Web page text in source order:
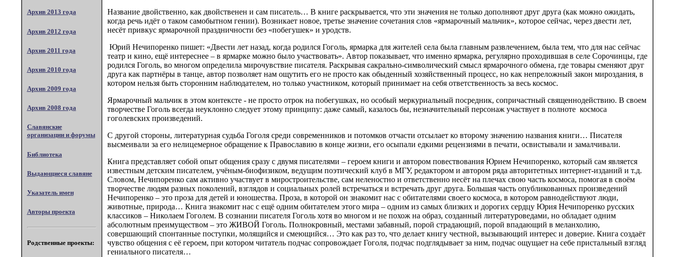
Архив 2013 года
Архив 2012 года
Архив 2011 года
Архив 2010 года
Архив 2009 года
Архив 2008 года
Славянские
организации и форумы
Библиотека
Выдающиеся славяне
Указатель имен
Авторы проекта
Родственные проекты:
Название двойственно, как двойственен и сам писатель… В книге раскрывается, что эти значения не только дополняют друг друга (как можно ожидать,
когда речь идёт о таком самобытном гении). Возникает новое, третье значение сочетания слов «ярмарочный мальчик», которое сейчас, через двести лет,
несёт привкус ярмарочной праздничности без «побегушек» и уродств.
Юрий Нечипоренко пишет: «Двести лет назад, когда родился Гоголь, ярмарка для жителей села была главным развлечением, была тем, что для нас сейчас
театр и кино, ещё интереснее – в ярмарке можно было участвовать». Автор показывает, что именно ярмарка, регулярно проходившая в селе Сорочинцы, где
родился Гоголь, во многом определила мирочувствие писателя. Раскрывая сакрально-символический смысл ярмарочного обмена, где товары сменяют друг
друга как партнёры в танце, автор позволяет нам ощутить его не просто как обыденный хозяйственный процесс, но как непреложный закон мироздания, в
котором нельзя быть сторонним наблюдателем, но только участником, который принимает на себя ответственность за весь космос.
Ярмарочный мальчик в этом контексте - не просто отрок на побегушках, но особый меркуриальный посредник, сопричастный священнодействию. В своем
творчестве Гоголь всегда неуклонно следует этому принципу: даже самый, казалось бы, незначительный персонаж участвует в полноте космоса
гоголевских произведений.
С другой стороны, литературная судьба Гоголя среди современников и потомков отчасти отсылает ко второму значению названия книги… Писателя
высмеивали за его нелицемерное обращение к Православию в конце жизни, его осыпали едкими рецензиями в печати, освистывали и замалчивали.
Книга представляет собой опыт общения сразу с двумя писателями – героем книги и автором повествования Юрием Нечипоренко, который сам является
известным детским писателем, учёным-биофизиком, ведущим поэтический клуб в МГУ, редактором и автором ряда авторитетных интернет-изданий и т.д.
Словом, Нечипоренко сам активно участвует в миростроительстве, сам неленостно и ответственно несёт на плечах свою часть космоса, помогая в своём
творчестве людям разных поколений, взглядов и социальных ролей встречаться и встречать друг друга. Большая часть опубликованных произведений
Нечипоренко – это проза для детей и юношества. Проза, в которой он знакомит нас с обитателями своего космоса, в котором равнодействуют люди,
животные, природа… Книга знакомит нас с ещё одним обитателем этого мира – одним из самых близких и дорогих сердцу Юрия Нечипоренко русских
классиков – Николаем Гоголем. В сознании писателя Гоголь хотя во многом и не похож на образ, созданный литературоведами, но обладает одним
абсолютным преимуществом – это ЖИВОЙ Гоголь. Полнокровный, местами забавный, порой страдающий, порой впадающий в меланхолию,
совершающий спонтанные поступки, молящийся и смеющийся… Это как раз то, что делает книгу честной, вызывающий интерес и доверие. Книга создаёт
чувство общения с её героем, при котором читатель подчас сопровождает Гоголя, подчас подглядывает за ним, подчас ощущает на себе пристальный взгляд
гениального писателя…